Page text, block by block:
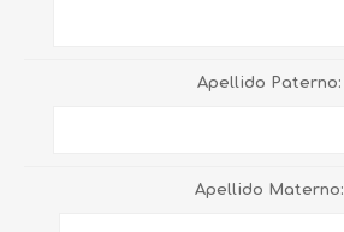
Apellido Paterno:
Apellido Materno: